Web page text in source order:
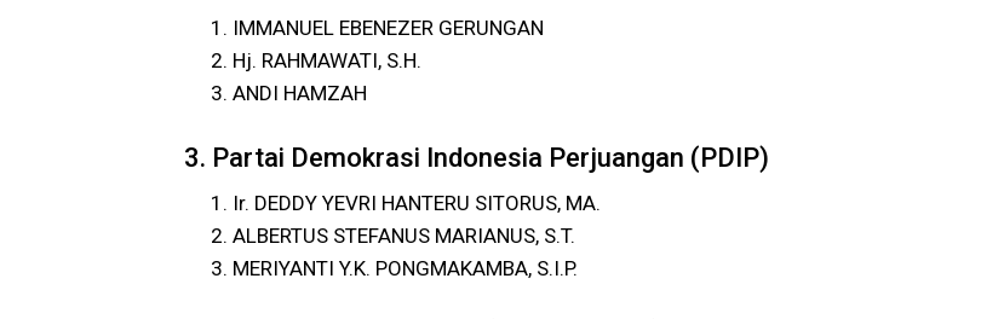
IMMANUEL EBENEZER GERUNGAN
Hj. RAHMAWATI, S.H.
ANDI HAMZAH
3. Partai Demokrasi Indonesia Perjuangan (PDIP)
Ir. DEDDY YEVRI HANTERU SITORUS, MA.
ALBERTUS STEFANUS MARIANUS, S.T.
MERIYANTI Y.K. PONGMAKAMBA, S.I.P.